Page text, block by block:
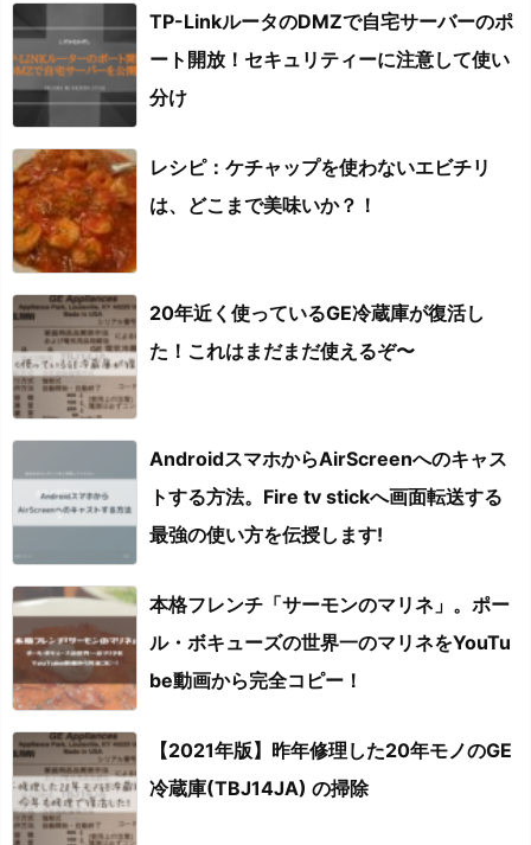
TP-LinkルータのDMZで自宅サーバーのポ
ート開放！セキュリティーに注意して使い
分け
レシピ：ケチャップを使わないエビチリ
は、どこまで美味いか？！
20年近く使っているGE冷蔵庫が復活し
た！これはまだまだ使えるぞ〜
AndroidスマホからAirScreenへのキャス
トする方法。Fire tv stickへ画面転送する
最強の使い方を伝授します!
本格フレンチ「サーモンのマリネ」。ポー
ル・ボキューズの世界一のマリネをYouTu
be動画から完全コピー！
【2021年版】昨年修理した20年モノのGE
冷蔵庫(TBJ14JA) の掃除